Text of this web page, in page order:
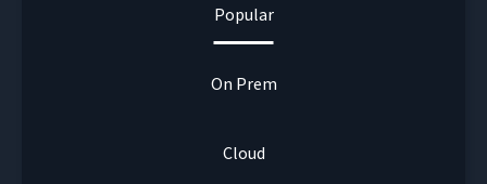
Popular
On Prem
Cloud